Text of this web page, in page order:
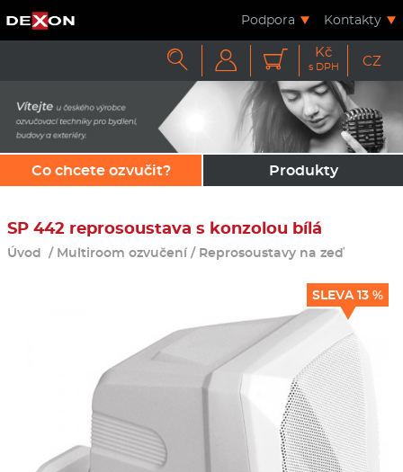
Podpora Kontakty
   Kč
s DPH CZ
Co chcete ozvučit? Produkty
SP 442 reprosoustava s konzolou bílá
Úvod / Multiroom ozvučení/ Reprosoustavy na zeď
SLEVA 13 %